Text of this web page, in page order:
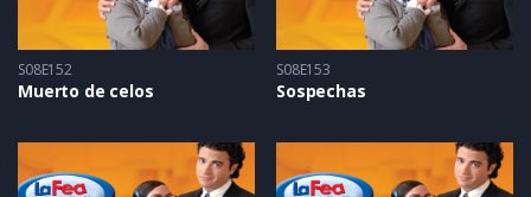
S08E152
Muerto de celos
S08E153
Sospechas